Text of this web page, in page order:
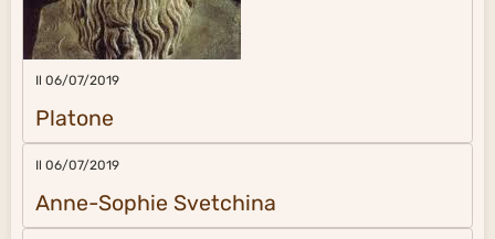
Il 06/07/2019
Platone
Il 06/07/2019
Anne-Sophie Svetchina